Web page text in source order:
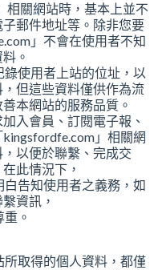
相關網站時，基本上並不
郵件地址等。除非您要
」不會在使用者不知
。
錄使用者上站的位址，以
但這些資料僅供作為流
本網站的服務品質。
入會員、訂閱電子報、
」相關網
以便於聯繫、完成交
此情況下，
白告知使用者之義務，如
資訊，
。
所取得的個人資料，都僅